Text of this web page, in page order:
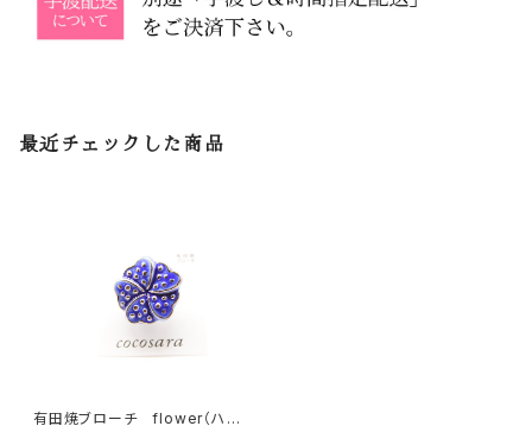
最近チェックした商品
有田焼ブローチ flower（ハー